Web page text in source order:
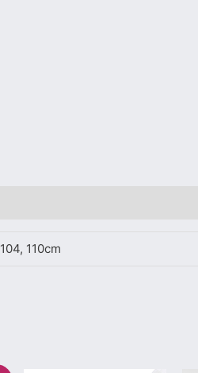
104, 110cm